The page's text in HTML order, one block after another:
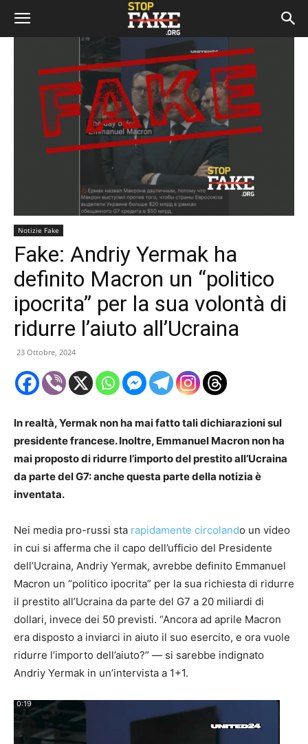
Notizie Fake
Fake: Andriy Yermak ha
definito Macron un “politico
ipocrita” per la sua volontà di
ridurre l’aiuto all’Ucraina
23 Ottobre, 2024
In realtà, Yermak non ha mai fatto tali dichiarazioni sul
presidente francese. Inoltre, Emmanuel Macron non ha
mai proposto di ridurre l’importo del prestito all’Ucraina
da parte del G7: anche questa parte della notizia è
inventata.
Nei media pro-russi sta rapidamente circolando un video
in cui si afferma che il capo dell’ufficio del Presidente
dell’Ucraina, Andriy Yermak, avrebbe definito Emmanuel
Macron un “politico ipocrita” per la sua richiesta di ridurre
il prestito all’Ucraina da parte del G7 a 20 miliardi di
dollari, invece dei 50 previsti. “Ancora ad aprile Macron
era disposto a inviarci in aiuto il suo esercito, e ora vuole
ridurre l’importo dell’aiuto?” — si sarebbe indignato
Andriy Yermak in un’intervista a 1+1.